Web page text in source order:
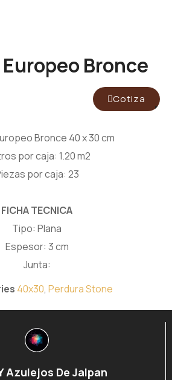
Bronce
Cotiza
Bronce 40 x 30 cm
por caja: 1.20 m2
por caja: 23
FICHA TECNICA
Tipo: Plana
Espesor: 3 cm
Junta:
40x30, Perdura Stone
Azulejos De Jalpan